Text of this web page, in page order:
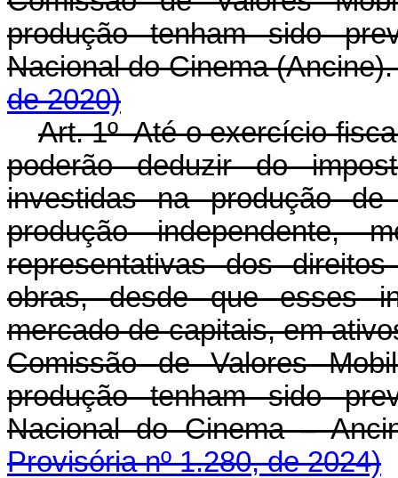
produção tenham sido
Nacional do Cinema
de 2020)
Art. 1º Até o exercício
poderão deduzir do
investidas na produção
produção independente,
representativas dos
obras, desde que esses
mercado de capitais, em
Comissão de Valores
produção tenham sido
Nacional do Cinema –
Provisória nº 1.280, de 2024)